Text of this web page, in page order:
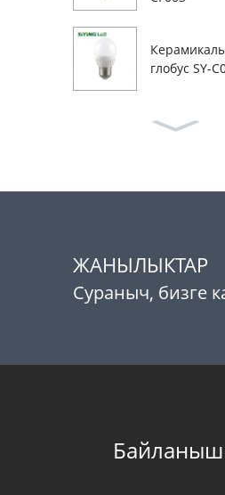
глобус SY-
ЖАНЫЛЫКТАР
Сураныч, бизге